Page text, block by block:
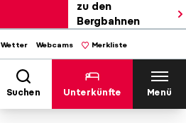
zu den
Bergbahnen
Wetter Webcams Merkliste
Suchen Unterkünfte Menü